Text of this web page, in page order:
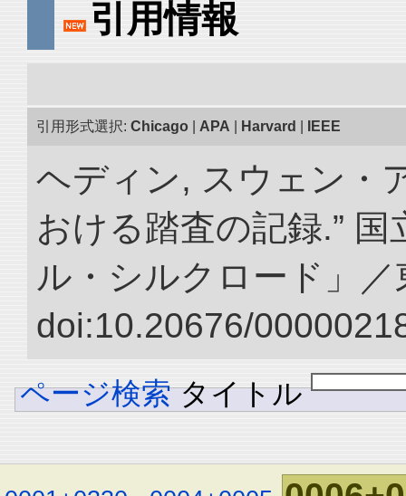
引用情報
引用形式選択: Chicago APA Harvard IEEE
ヘディン, スウェン・
おける踏査の記録.”
ル・シルクロード」／
doi:10.20676/
ページ検索 タイトル